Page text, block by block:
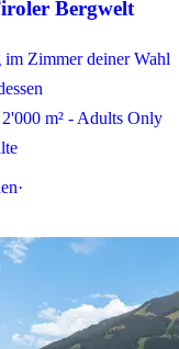
Bergwelt
im Zimmer deiner Wahl
m² - Adults Only
·